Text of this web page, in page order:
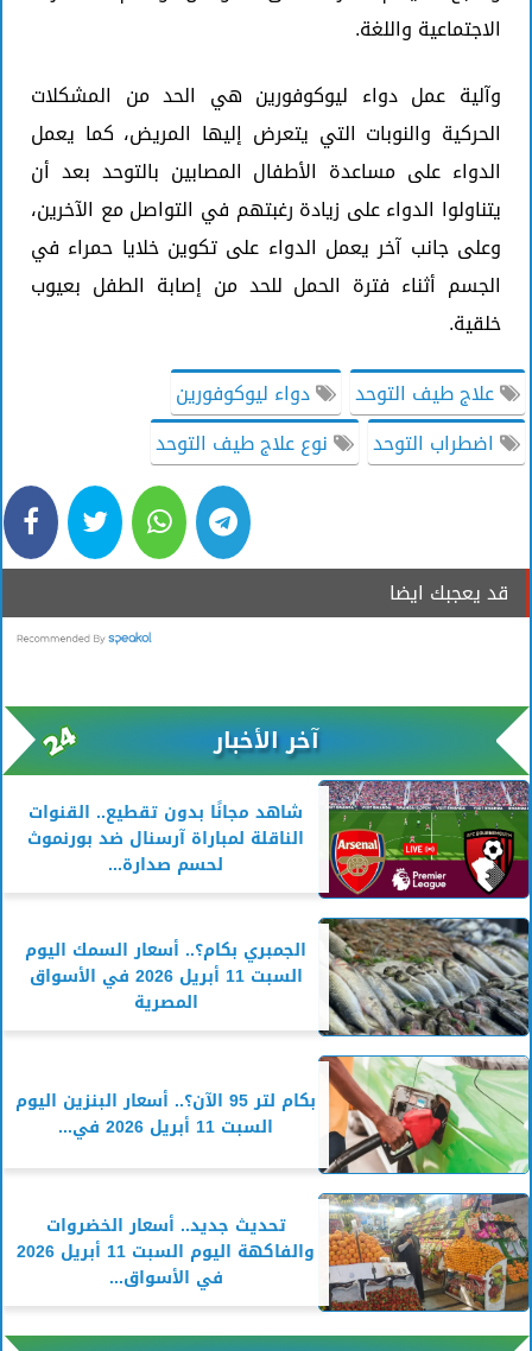
الاجتماعية واللغة.
وآلية عمل دواء ليوكوفورين هي الحد من المشكلات
الحركية والنوبات التي يتعرض إليها المريض، كما يعمل
الدواء على مساعدة الأطفال المصابين بالتوحد بعد أن
يتناولوا الدواء على زيادة رغبتهم في التواصل مع الآخرين،
وعلى جانب آخر يعمل الدواء على تكوين خلايا حمراء في
الجسم أثناء فترة الحمل للحد من إصابة الطفل بعيوب
خلقية.
علاج طيف التوحد
دواء ليوكوفورين
اضطراب التوحد
نوع علاج طيف التوحد
قد يعجبك ايضا
آخر الأخبار
شاهد مجانًا بدون تقطيع.. القنوات
الناقلة لمباراة آرسنال ضد بورنموث
لحسم صدارة...
الجمبري بكام؟.. أسعار السمك اليوم
السبت 11 أبريل 2026 في الأسواق
المصرية
بكام لتر 95 الآن؟.. أسعار البنزين اليوم
السبت 11 أبريل 2026 في...
تحديث جديد.. أسعار الخضروات
والفاكهة اليوم السبت 11 أبريل 2026
في الأسواق...